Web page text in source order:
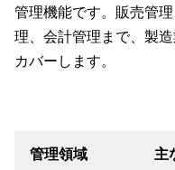
管理機能です。販売管
理、会計管理まで、製
カバーします。
管理領域 主